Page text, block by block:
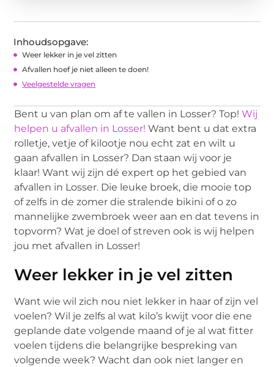
Inhoudsopgave:
Weer lekker in je vel zitten
Afvallen hoef je niet alleen te doen!
Veelgestelde vragen
Bent u van plan om af te vallen in Losser? Top!Wij
helpen u afvallen in Losser! Want bent u dat extra
rolletje, vetje of kilootje nou echt zat en wilt u
gaan afvallen in Losser? Dan staan wij voor je
klaar! Want wij zijn dé expert op het gebied van
afvallen in Losser. Die leuke broek, die mooie top
of zelfs in de zomer die stralende bikini of o zo
mannelijke zwembroek weer aan en dat tevens in
topvorm? Wat je doel of streven ook is wij helpen
jou met afvallen in Losser!
Weer lekker in je vel zitten
Want wie wil zich nou niet lekker in haar of zijn vel
voelen? Wil je zelfs al wat kilo’s kwijt voor die ene
geplande date volgende maand of je al wat fitter
voelen tijdens die belangrijke bespreking van
volgende week? Wacht dan ook niet langer en